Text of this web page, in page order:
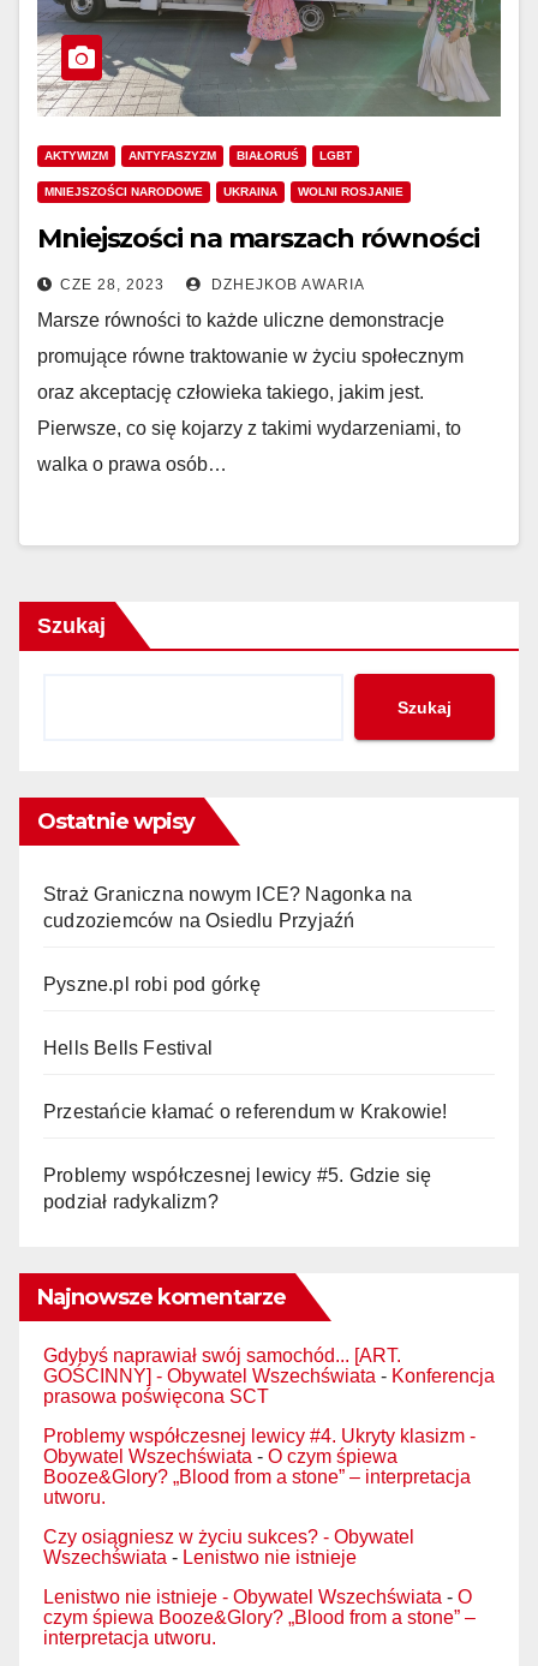
AKTYWIZM ANTYFASZYZM BIAŁORUŚ LGBT
MNIEJSZOŚCI NARODOWE UKRAINA WOLNI ROSJANIE
Mniejszości na marszach równości
CZE 28, 2023 DZHEJKOB AWARIA
Marsze równości to każde uliczne demonstracje
promujące równe traktowanie w życiu społecznym
oraz akceptację człowieka takiego, jakim jest.
Pierwsze, co się kojarzy z takimi wydarzeniami, to
walka o prawa osób…
Szukaj
Szukaj
Ostatnie wpisy
Straż Graniczna nowym ICE? Nagonka na
cudzoziemców na Osiedlu Przyjaźń
Pyszne.pl robi pod górkę
Hells Bells Festival
Przestańcie kłamać o referendum w Krakowie!
Problemy współczesnej lewicy #5. Gdzie się
podział radykalizm?
Najnowsze komentarze
Gdybyś naprawiał swój samochód... [ART.
GOŚCINNY] - Obywatel Wszechświata - Konferencja
prasowa poświęcona SCT
Problemy współczesnej lewicy #4. Ukryty klasizm -
Obywatel Wszechświata - O czym śpiewa
Booze&Glory? „Blood from a stone” – interpretacja
utworu.
Czy osiągniesz w życiu sukces? - Obywatel
Wszechświata - Lenistwo nie istnieje
Lenistwo nie istnieje - Obywatel Wszechświata - O
czym śpiewa Booze&Glory? „Blood from a stone” –
interpretacja utworu.